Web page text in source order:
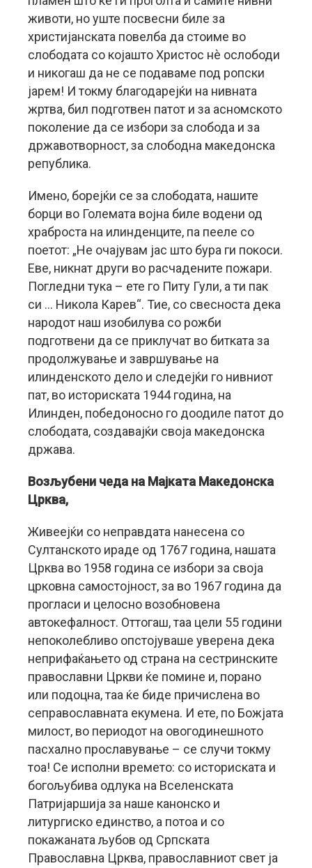
животи, но уште посвесни биле за
христијанската повелба да стоиме во
слободата со којашто Христос нè ослободи
и никогаш да не се подаваме под ропски
јарем! И токму благодарејќи на нивната
жртва, бил подготвен патот и за асномското
поколение да се избори за слобода и за
државотворност, за слободна македонска
република.
Имено, борејќи се за слободата, нашите
борци во Големата војна биле водени од
храброста на илинденците, па пееле со
поетот: „Не очајувам јас што бура ги покоси.
Еве, никнат други во расчадените пожари.
Погледни тука – ете го Питу Гули, а ти пак
си … Никола Карев“. Тие, со свесноста дека
народот наш изобилува со рожби
подготвени да се приклучат во битката за
продолжување и завршување на
илинденското дело и следејќи го нивниот
пат, во историската 1944 година, на
Илинден, победоносно го доодиле патот до
слободата, создавајќи своја македонска
држава.
Возљубени чеда на Мајката Македонска
Црква,
Живеејќи со неправдата нанесена со
Султанското ираде од 1767 година, нашата
Црква во 1958 година се избори за своја
црковна самостојност, за во 1967 година да
прогласи и целосно возобновена
автокефалност. Оттогаш, таа цели 55 години
непоколебливо опстојуваше уверена дека
неприфаќањето од страна на сестринските
православни Цркви ќе помине и, порано
или подоцна, таа ќе биде причислена во
сеправославната екумена. И ете, по Божјата
милост, во периодот на овогодинешното
пасхално прославување – се случи токму
тоа! Се исполни времето: со историската и
богољубива одлука на Вселенската
Патријаршија за наше канонско и
литургиско единство, а потоа и со
покажаната љубов од Српската
Православна Црква, православниот свет ја